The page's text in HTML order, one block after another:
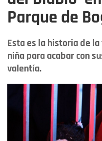
Parque de
Esta es la historia de
niña para acabar con
valentía.